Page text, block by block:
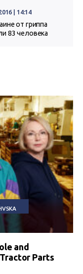
| 14:14
от гриппа
83 человека
and
Parts